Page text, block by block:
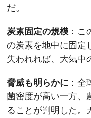
だ。
炭素固定の規模 ：
の炭素を地中に固定
失われれば、大気中
脅威も明らかに ：
菌密度が高い一方、
ることが判明した。